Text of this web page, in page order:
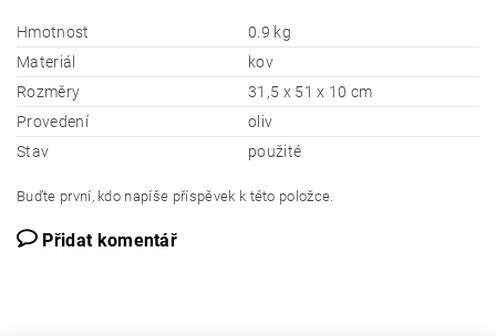
Hmotnost
0.9 kg
Materiál
kov
Rozměry
31,5 x 51 x 10 cm
Provedení
oliv
Stav
použité
Buďte první, kdo napíše příspěvek k této položce.
Přidat komentář